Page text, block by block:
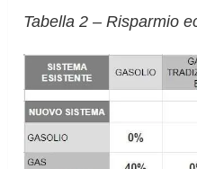
Tabella 2 – Risparmio